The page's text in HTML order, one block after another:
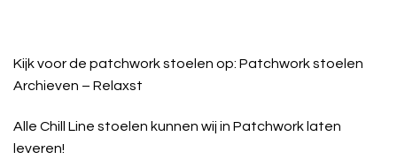
Kijk voor de patchwork stoelen op: Patchwork stoelen
Archieven – Relaxst
Alle Chill Line stoelen kunnen wij in Patchwork laten
leveren!